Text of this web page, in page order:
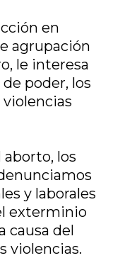
en
agrupación
le interesa
poder, los
aborto, los
y laborales
exterminio
causa del
violencias.